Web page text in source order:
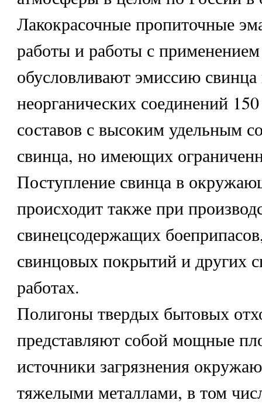
Лакокрасочные пропиточные
работы и работы с
обусловливают эмиссию свинца
неорганических соединений 150
составов с высоким удельным
свинца, но имеющих
Поступление свинца в
происходит также при
свинецсодержащих
свинцовых покрытий и других
работах.
Полигоны твердых бытовых
представляют собой мощные
источники загрязнения
тяжелыми металлами, в том